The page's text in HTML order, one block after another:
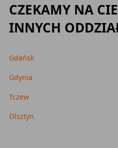
CZEKAMY NA
INNYCH
Gdańsk
Gdynia
Tczew
Olsztyn